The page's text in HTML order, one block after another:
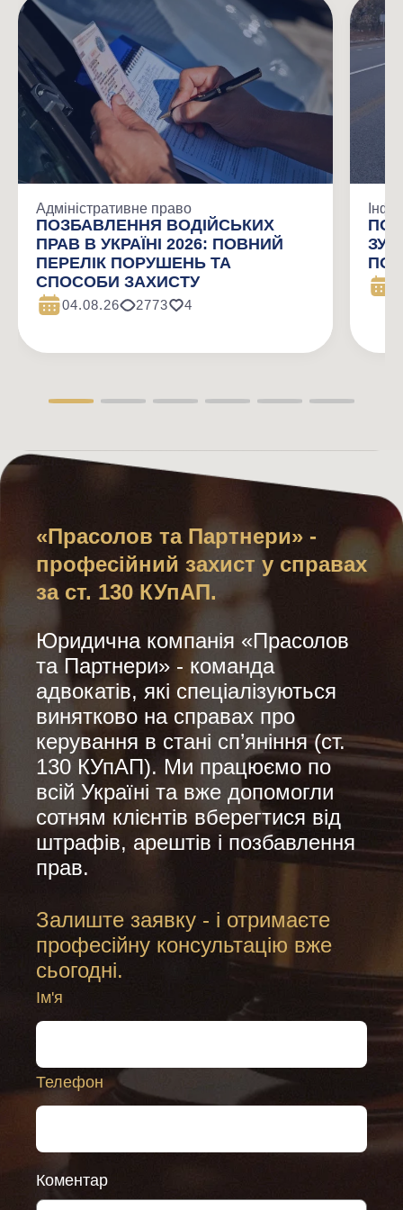
Адміністративне право
ПОЗБАВЛЕННЯ ВОДІЙСЬКИХ
ПРАВ В УКРАЇНІ 2026: ПОВНИЙ
ПЕРЕЛІК ПОРУШЕНЬ ТА
СПОСОБИ ЗАХИСТУ
04.08.26 2773 4
«Прасолов та Партнери» -
професійний захист у справах
за ст. 130 КУпАП.
Юридична компанія «Прасолов
та Партнери» - команда
адвокатів, які спеціалізуються
винятково на справах про
керування в стані сп’яніння (ст.
130 КУпАП). Ми працюємо по
всій Україні та вже допомогли
сотням клієнтів вберегтися від
штрафів, арештів і позбавлення
прав.
Залиште заявку - і отримаєте
професійну консультацію вже
сьогодні.
Ім'я
Телефон
Коментар